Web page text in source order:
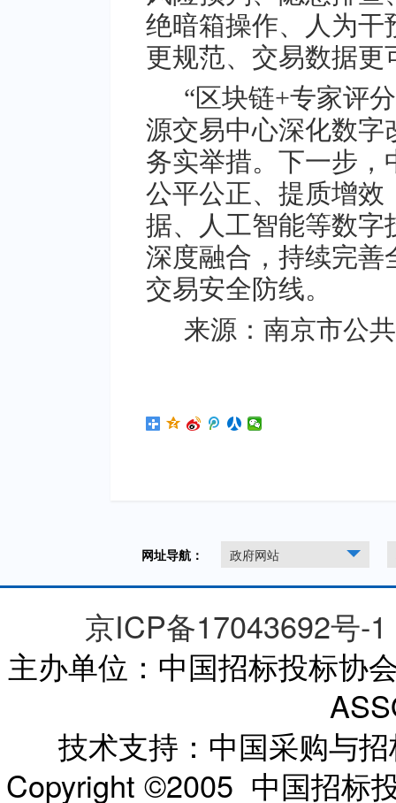
绝暗箱操作、人为干
更规范、交易数据
“区块链+专家评
源交易中心深化数字
务实举措。下一步
公平公正、提质增效
据、人工智能等数字
深度融合，持续完善
交易安全防线。
来源：南京市公
网址导航： 政府网站
京ICP备17043692号-1
主办单位：中国招标投标协
技术支持：中国采购与
Copyright ©2005 中国招标